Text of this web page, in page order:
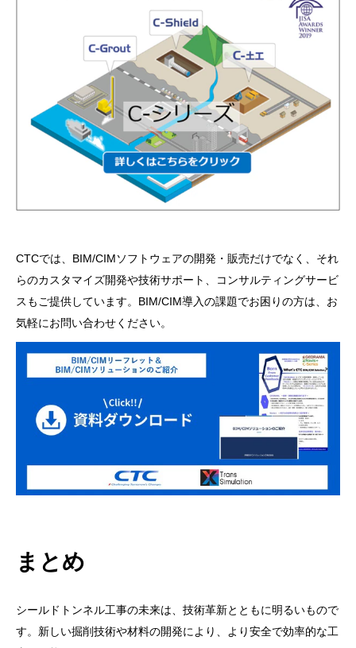
CTCでは、BIM/CIMソフトウェアの開発・販売だけでなく、それ
らのカスタマイズ開発や技術サポート、コンサルティングサービ
スもご提供しています。BIM/CIM導入の課題でお困りの方は、お
気軽にお問い合わせください。
まとめ
シールドトンネル工事の未来は、技術革新とともに明るいもので
す。新しい掘削技術や材料の開発により、より安全で効率的な工